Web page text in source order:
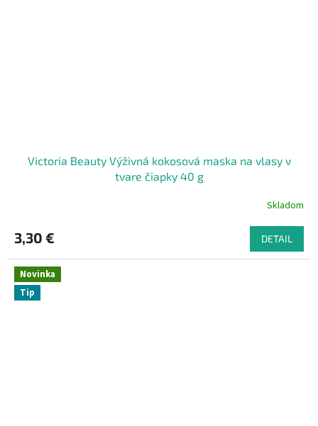
Victoria Beauty Výživná kokosová maska na vlasy v
tvare čiapky 40 g
Skladom
3,30 € DETAIL
Novinka
Tip